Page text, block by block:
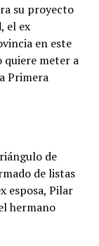
su proyecto
el ex
en este
quiere meter a
Primera
de
de listas
esposa, Pilar
hermano